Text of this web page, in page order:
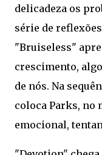
delicadeza os
série de
"Bruiseless"
crescimento,
de nós. Na
coloca Parks, no
emocional,